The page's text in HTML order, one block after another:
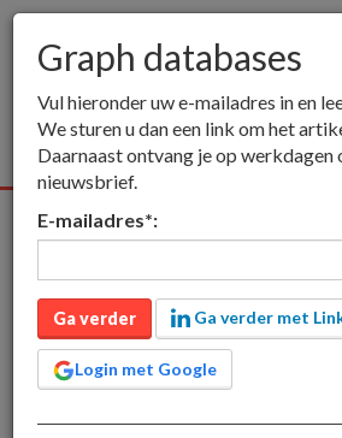
Alle media Publieksmedia
Graph databases
Graph databases
Vul hieronder uw e-mailadres in en
We sturen u dan een link om het
Daarnaast ontvang je op werkdagen
nieuwsbrief.
E-mailadres*:
Ga verder Ga verder met
Login met Google